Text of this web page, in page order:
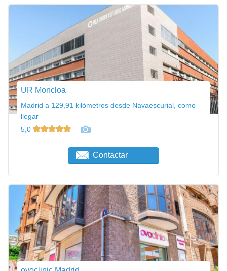
UR Moncloa
Madrid a 129,91 kilómetros desde Navaescurial, como
llegar
5,0
Contactar